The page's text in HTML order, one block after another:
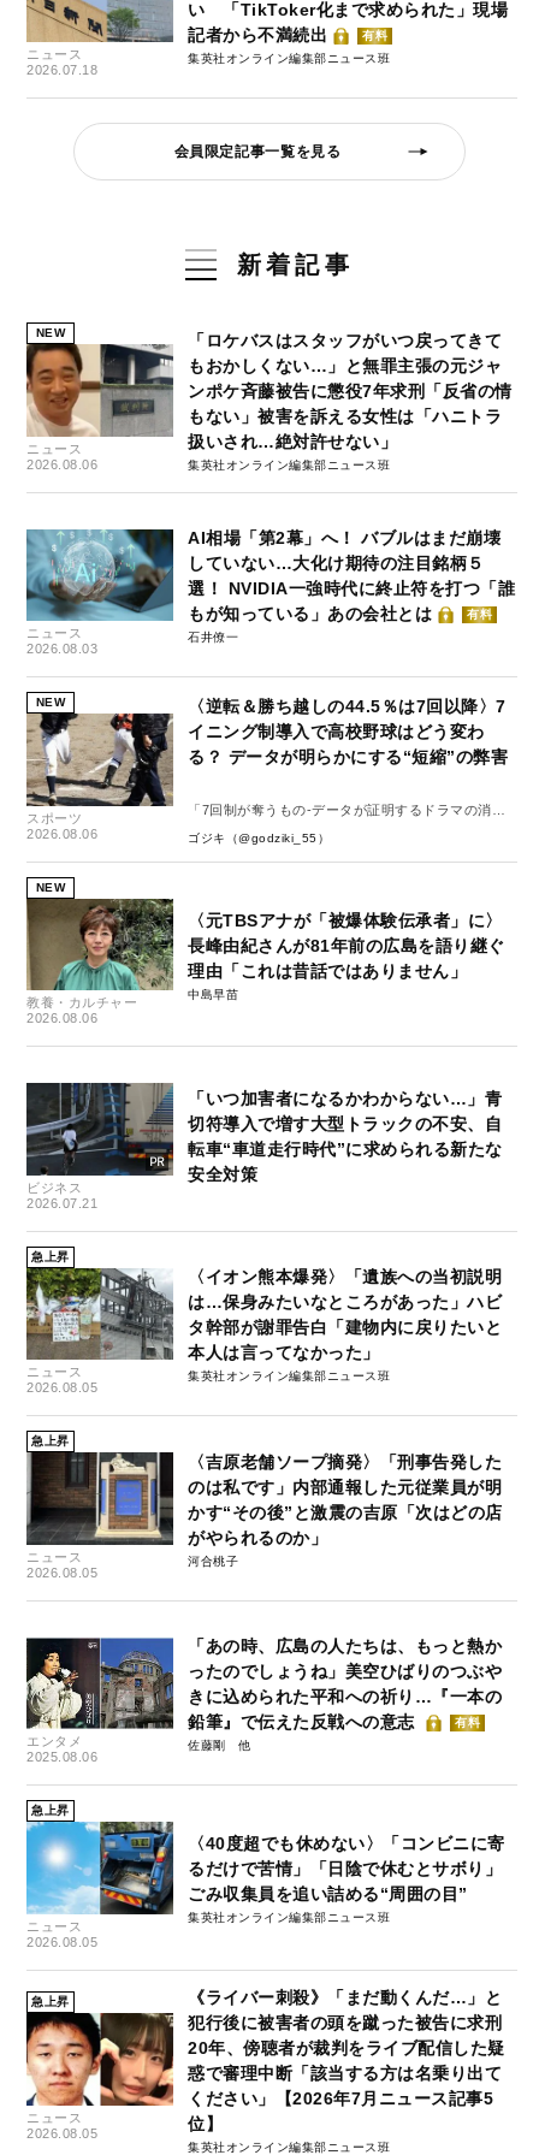
ニュース
2026.07.18
い 「TikToker化まで求められた」現場
記者から不満続出
有料
集英社オンライン編集部ニュース班
会員限定記事一覧を見る
新着記事
NEW
ニュース
2026.08.06
「ロケバスはスタッフがいつ戻ってきて
もおかしくない…」と無罪主張の元ジャ
ンポケ斉藤被告に懲役7年求刑「反省の情
もない」被害を訴える女性は「ハニトラ
扱いされ…絶対許せない」
集英社オンライン編集部ニュース班
ニュース
2026.08.03
AI相場「第2幕」へ！ バブルはまだ崩壊
していない…大化け期待の注目銘柄５
選！ NVIDIA一強時代に終止符を打つ「誰
もが知っている」あの会社とは
有料
石井僚一
NEW
スポーツ
2026.08.06
〈逆転＆勝ち越しの44.5％は7回以降〉7
イニング制導入で高校野球はどう変わ
る？ データが明らかにする“短縮”の弊害
「7回制が奪うもの-データが証明するドラマの消
失-」
ゴジキ（@godziki_55）
NEW
教養・カルチャー
2026.08.06
〈元TBSアナが「被爆体験伝承者」に〉
長峰由紀さんが81年前の広島を語り継ぐ
理由「これは昔話ではありません」
中島早苗
ビジネス
2026.07.21
「いつ加害者になるかわからない…」青
切符導入で増す大型トラックの不安、自
転車“車道走行時代”に求められる新たな
安全対策
急上昇
ニュース
2026.08.05
〈イオン熊本爆発〉「遺族への当初説明
は…保身みたいなところがあった」ハビ
タ幹部が謝罪告白「建物内に戻りたいと
本人は言ってなかった」
集英社オンライン編集部ニュース班
急上昇
ニュース
2026.08.05
〈吉原老舗ソープ摘発〉「刑事告発した
のは私です」内部通報した元従業員が明
かす“その後”と激震の吉原「次はどの店
がやられるのか」
河合桃子
エンタメ
2025.08.06
「あの時、広島の人たちは、もっと熱か
ったのでしょうね」美空ひばりのつぶや
きに込められた平和への祈り…『一本の
鉛筆』で伝えた反戦への意志
有料
佐藤剛
急上昇
ニュース
2026.08.05
〈40度超でも休めない〉「コンビニに寄
るだけで苦情」「日陰で休むとサボり」
ごみ収集員を追い詰める“周囲の目”
集英社オンライン編集部ニュース班
急上昇
ニュース
2026.08.05
《ライバー刺殺》「まだ動くんだ…」と
犯行後に被害者の頭を蹴った被告に求刑
20年、傍聴者が裁判をライブ配信した疑
惑で審理中断「該当する方は名乗り出て
ください」【2026年7月ニュース記事5
位】
集英社オンライン編集部ニュース班